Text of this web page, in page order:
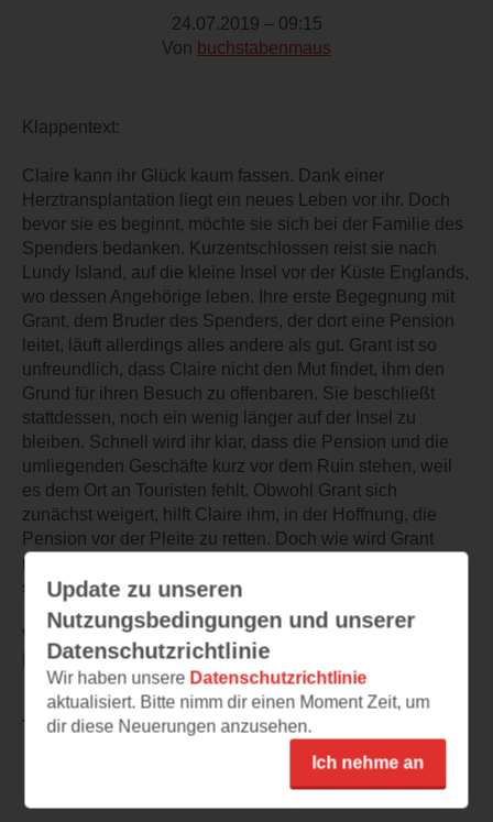
24.07.2019 – 09:15
Von buchstabenmaus
Klappentext:
Claire kann ihr Glück kaum fassen. Dank einer
Herztransplantation liegt ein neues Leben vor ihr. Doch
bevor sie es beginnt, möchte sie sich bei der Familie des
Spenders bedanken. Kurzentschlossen reist sie nach
Lundy Island, auf die kleine Insel vor der Küste Englands,
wo dessen Angehörige leben. Ihre erste Begegnung mit
Grant, dem Bruder des Spenders, der dort eine Pension
leitet, läuft allerdings alles andere als gut. Grant ist so
unfreundlich, dass Claire nicht den Mut findet, ihm den
Grund für ihren Besuch zu offenbaren. Sie beschließt
stattdessen, noch ein wenig länger auf der Insel zu
bleiben. Schnell wird ihr klar, dass die Pension und die
umliegenden Geschäfte kurz vor dem Ruin stehen, weil
es dem Ort an Touristen fehlt. Obwohl Grant sich
zunächst weigert, hilft Claire ihm, in der Hoffnung, die
Pension vor der Pleite zu retten. Doch wie wird Grant
reagieren, wenn er erfährt, dass in ihrer Brust das Herz
seines Bruders schlägt?
Wow, ein sehr schön verfasstes und empfehlenswertes
Buch!
TEILEN
Update zu unseren
Nutzungsbedingungen und unserer
Datenschutzrichtlinie
Wir haben unsere Datenschutzrichtlinie
aktualisiert. Bitte nimm dir einen Moment Zeit, um
dir diese Neuerungen anzusehen.
Ich nehme an